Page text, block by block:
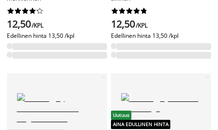






12,50/KPL
Edellinen hinta 13,50 /kpl






12,50/KPL
Edellinen hinta 13,50 /kpl
Uutuus
AINA EDULLINEN HINTA